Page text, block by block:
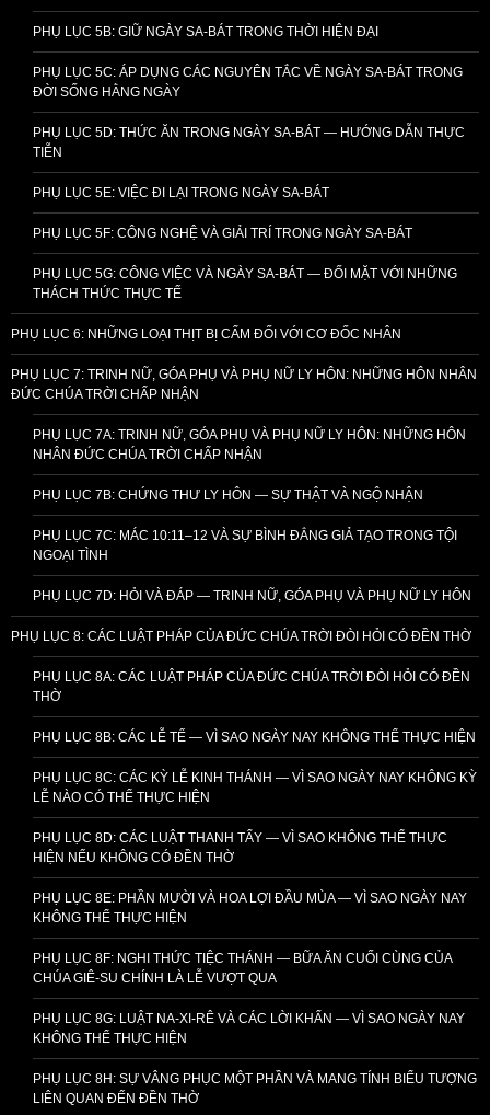
PHỤ LỤC 5B: GIỮ NGÀY SA-BÁT TRONG THỜI HIỆN ĐẠI
PHỤ LỤC 5C: ÁP DỤNG CÁC NGUYÊN TẮC VỀ NGÀY SA-BÁT TRONG
ĐỜI SỐNG HẰNG NGÀY
PHỤ LỤC 5D: THỨC ĂN TRONG NGÀY SA-BÁT — HƯỚNG DẪN THỰC
TIỄN
PHỤ LỤC 5E: VIỆC ĐI LẠI TRONG NGÀY SA-BÁT
PHỤ LỤC 5F: CÔNG NGHỆ VÀ GIẢI TRÍ TRONG NGÀY SA-BÁT
PHỤ LỤC 5G: CÔNG VIỆC VÀ NGÀY SA-BÁT — ĐỐI MẶT VỚI NHỮNG
THÁCH THỨC THỰC TẾ
PHỤ LỤC 6: NHỮNG LOẠI THỊT BỊ CẤM ĐỐI VỚI CƠ ĐỐC NHÂN
PHỤ LỤC 7: TRINH NỮ, GÓA PHỤ VÀ PHỤ NỮ LY HÔN: NHỮNG HÔN NHÂN
ĐỨC CHÚA TRỜI CHẤP NHẬN
PHỤ LỤC 7A: TRINH NỮ, GÓA PHỤ VÀ PHỤ NỮ LY HÔN: NHỮNG HÔN
NHÂN ĐỨC CHÚA TRỜI CHẤP NHẬN
PHỤ LỤC 7B: CHỨNG THƯ LY HÔN — SỰ THẬT VÀ NGỘ NHẬN
PHỤ LỤC 7C: MÁC 10:11–12 VÀ SỰ BÌNH ĐẲNG GIẢ TẠO TRONG TỘI
NGOẠI TÌNH
PHỤ LỤC 7D: HỎI VÀ ĐÁP — TRINH NỮ, GÓA PHỤ VÀ PHỤ NỮ LY HÔN
PHỤ LỤC 8: CÁC LUẬT PHÁP CỦA ĐỨC CHÚA TRỜI ĐÒI HỎI CÓ ĐỀN THỜ
PHỤ LỤC 8A: CÁC LUẬT PHÁP CỦA ĐỨC CHÚA TRỜI ĐÒI HỎI CÓ ĐỀN
THỜ
PHỤ LỤC 8B: CÁC LỄ TẾ — VÌ SAO NGÀY NAY KHÔNG THỂ THỰC HIỆN
PHỤ LỤC 8C: CÁC KỲ LỄ KINH THÁNH — VÌ SAO NGÀY NAY KHÔNG KỲ
LỄ NÀO CÓ THỂ THỰC HIỆN
PHỤ LỤC 8D: CÁC LUẬT THANH TẨY — VÌ SAO KHÔNG THỂ THỰC
HIỆN NẾU KHÔNG CÓ ĐỀN THỜ
PHỤ LỤC 8E: PHẦN MƯỜI VÀ HOA LỢI ĐẦU MÙA — VÌ SAO NGÀY NAY
KHÔNG THỂ THỰC HIỆN
PHỤ LỤC 8F: NGHI THỨC TIỆC THÁNH — BỮA ĂN CUỐI CÙNG CỦA
CHÚA GIÊ-SU CHÍNH LÀ LỄ VƯỢT QUA
PHỤ LỤC 8G: LUẬT NA-XI-RÊ VÀ CÁC LỜI KHẤN — VÌ SAO NGÀY NAY
KHÔNG THỂ THỰC HIỆN
PHỤ LỤC 8H: SỰ VÂNG PHỤC MỘT PHẦN VÀ MANG TÍNH BIỂU TƯỢNG
LIÊN QUAN ĐẾN ĐỀN THỜ